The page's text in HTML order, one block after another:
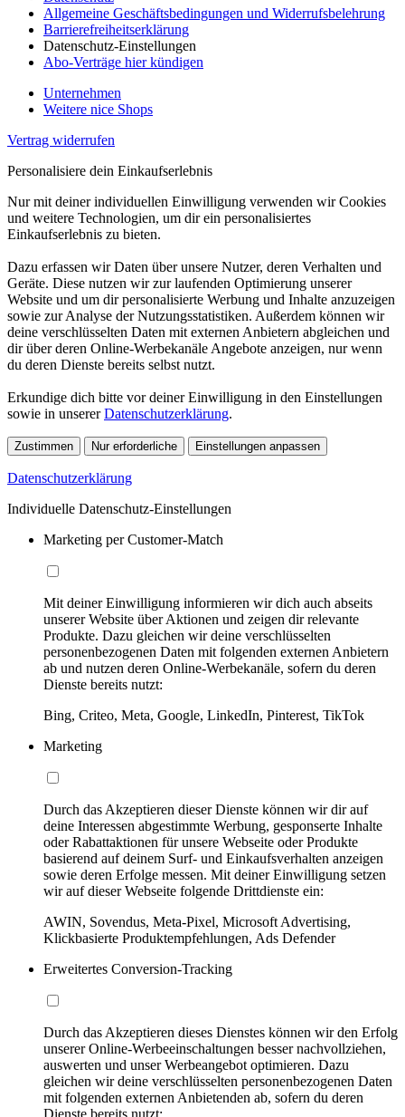
Allgemeine Geschäftsbedingungen und Widerrufsbelehrung
Barrierefreiheitserklärung
Datenschutz-Einstellungen
Abo-Verträge hier kündigen
Unternehmen
Weitere nice Shops
Vertrag widerrufen
Personalisiere dein Einkaufserlebnis
Nur mit deiner individuellen Einwilligung verwenden wir Cookies
und weitere Technologien, um dir ein personalisiertes
Einkaufserlebnis zu bieten.
Dazu erfassen wir Daten über unsere Nutzer, deren Verhalten und
Geräte. Diese nutzen wir zur laufenden Optimierung unserer
Website und um dir personalisierte Werbung und Inhalte anzuzeigen
sowie zur Analyse der Nutzungsstatistiken. Außerdem können wir
deine verschlüsselten Daten mit externen Anbietern abgleichen und
dir über deren Online-Werbekanäle Angebote anzeigen, nur wenn
du deren Dienste bereits selbst nutzt.
Erkundige dich bitte vor deiner Einwilligung in den Einstellungen
sowie in unsererDatenschutzerklärung.
Zustimmen Nur erforderliche Einstellungen anpassen
Datenschutzerklärung
Individuelle Datenschutz-Einstellungen
Marketing per Customer-Match
Mit deiner Einwilligung informieren wir dich auch abseits
unserer Website über Aktionen und zeigen dir relevante
Produkte. Dazu gleichen wir deine verschlüsselten
personenbezogenen Daten mit folgenden externen Anbietern
ab und nutzen deren Online-Werbekanäle, sofern du deren
Dienste bereits nutzt:
Bing, Criteo, Meta, Google, LinkedIn, Pinterest, TikTok
Marketing
Durch das Akzeptieren dieser Dienste können wir dir auf
deine Interessen abgestimmte Werbung, gesponserte Inhalte
oder Rabattaktionen für unsere Webseite oder Produkte
basierend auf deinem Surf- und Einkaufsverhalten anzeigen
sowie deren Erfolge messen. Mit deiner Einwilligung setzen
wir auf dieser Webseite folgende Drittdienste ein:
AWIN, Sovendus, Meta-Pixel, Microsoft Advertising,
Klickbasierte Produktempfehlungen, Ads Defender
Erweitertes Conversion-Tracking
Durch das Akzeptieren dieses Dienstes können wir den Erfolg
unserer Online-Werbeeinschaltungen besser nachvollziehen,
auswerten und unser Werbeangebot optimieren. Dazu
gleichen wir deine verschlüsselten personenbezogenen Daten
mit folgenden externen Anbietenden ab, sofern du deren